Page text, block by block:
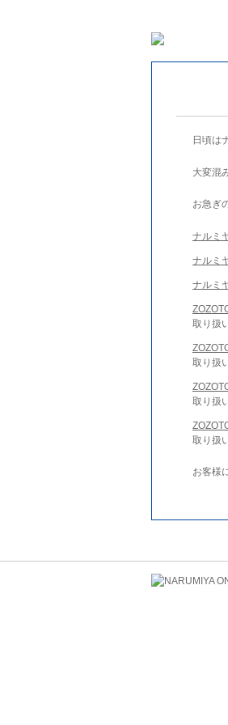
日頃は
大変混
お急ぎ
ナルミ
ナルミ
ナルミ
取り扱
取り扱
取り扱
取り扱
お客様